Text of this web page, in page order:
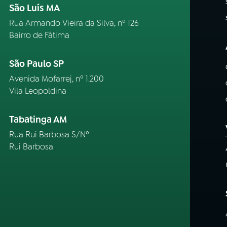
São Luís MA
Rua Armando Vieira da Silva, nº 126
Bairro de Fátima
São Paulo SP
Avenida Mofarrej, nº 1.200
Vila Leopoldina
Tabatinga AM
Rua Rui Barbosa S/Nº
Rui Barbosa